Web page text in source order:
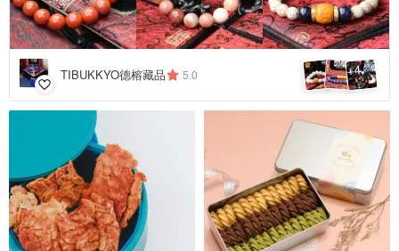
TIBUKKYO德榕藏品 5.0 +4